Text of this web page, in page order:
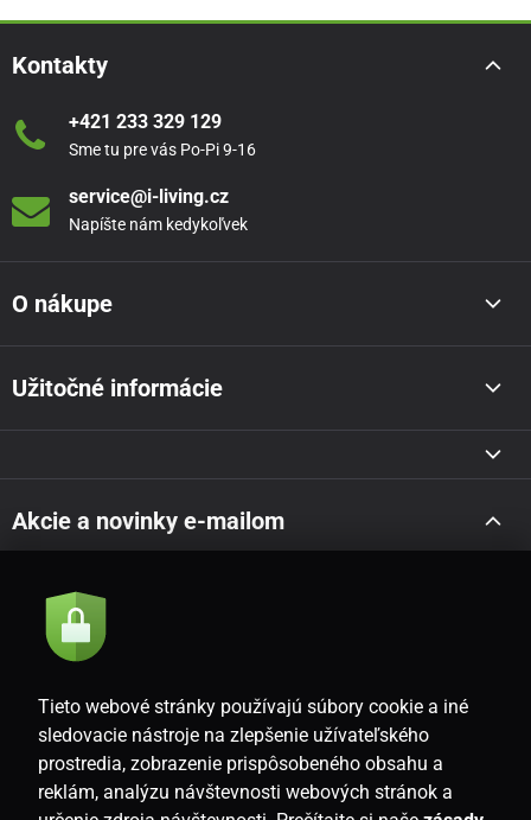
Kontakty
+421 233 329 129
Sme tu pre vás Po-Pi 9-16
service@i-living.cz
Napíšte nám kedykoľvek
O nákupe
Užitočné informácie
Akcie a novinky e-mailom
Súhlasím so
SK
Tieto webové stránky používajú súbory cookie a iné
sledovacie nástroje na zlepšenie užívateľského
prostredia, zobrazenie prispôsobeného obsahu a
reklám, analýzu návštevnosti webových stránok a